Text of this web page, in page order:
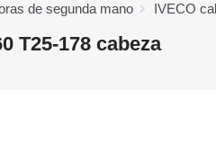
de segunda mano IVECO
T25-178 cabeza